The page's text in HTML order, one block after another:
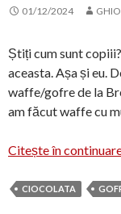
01/12/2024
Știți cum sunt
aceasta. Așa și eu.
waffe/gofre de la
am făcut waffe cu
Citește în
CIOCOLATA